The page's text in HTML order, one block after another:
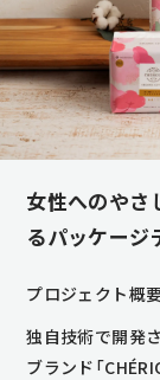
女性へのやさ
るパッケージ
プロジェクト概
独自技術で開発
ブランド「